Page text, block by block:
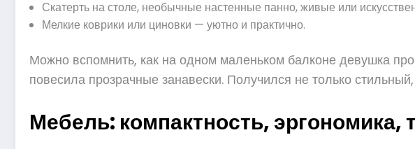
Скатерть на столе, необычные настенные панно, живые или
Мелкие коврики или циновки — уютно и практично.
Можно вспомнить, как на одном маленьком балконе девушка
повесила прозрачные занавески. Получился не только
Мебель: компактность,